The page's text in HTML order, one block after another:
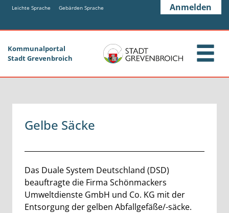
Zum Hauptinhalt springen
Zum Header
Zum Hauptinhalt
Zum Footer
Leichte Sprache Gebärden Sprache Anmelden
Kommunalportal
Stadt Grevenbroich
Gelbe Säcke
Beschreibung
Das Duale System Deutschland (DSD)
beauftragte die Firma Schönmackers
Umweltdienste GmbH und Co. KG mit der
Entsorgung der gelben Abfallgefäße/-säcke.